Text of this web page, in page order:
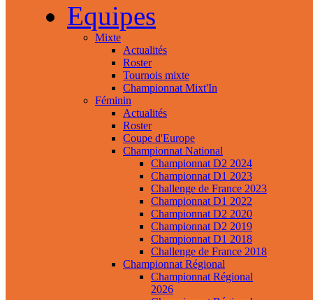
Equipes
Mixte
Actualités
Roster
Tournois mixte
Championnat Mixt'In
Féminin
Actualités
Roster
Coupe d'Europe
Championnat National
Championnat D2 2024
Championnat D1 2023
Challenge de France 2023
Championnat D1 2022
Championnat D2 2020
Championnat D2 2019
Championnat D1 2018
Challenge de France 2018
Championnat Régional
Championnat Régional
2026